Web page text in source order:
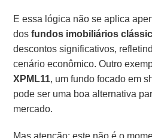
E essa lógica não se aplica
dosfundos imobiliários
descontos significativos,
cenário econômico. Outro
XPML11, um fundo focado em
pode ser uma boa alternativa
mercado.